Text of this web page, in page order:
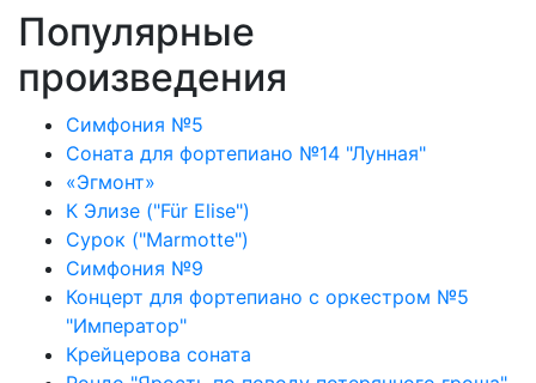
Популярные
произведения
Симфония №5
Соната для фортепиано №14 "Лунная"
«Эгмонт»
К Элизе ("Für Elise")
Сурок ("Marmotte")
Симфония №9
Концерт для фортепиано с оркестром №5
"Император"
Крейцерова соната